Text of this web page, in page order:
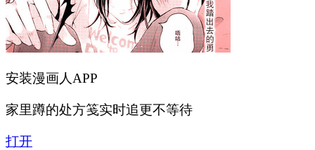
安装漫画人APP
家里蹲的处方笺实时追更不等待
打开